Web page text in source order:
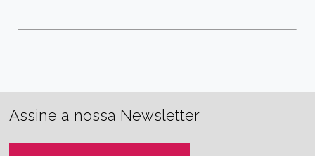
Assine a nossa Newsletter